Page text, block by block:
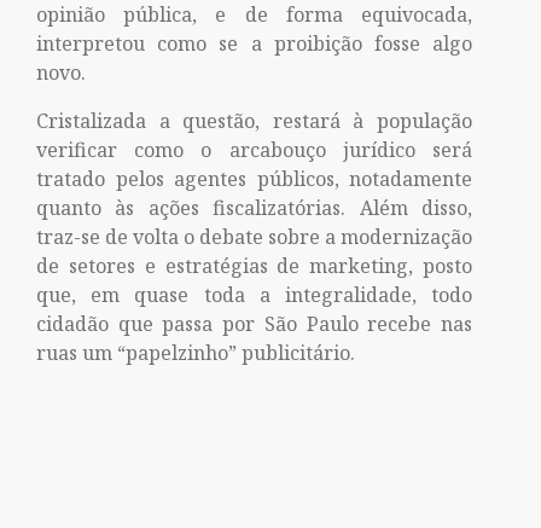
opinião pública, e de forma equivocada,
interpretou como se a proibição fosse algo
novo.
Cristalizada a questão, restará à população
verificar como o arcabouço jurídico será
tratado pelos agentes públicos, notadamente
quanto às ações fiscalizatórias. Além disso,
traz-se de volta o debate sobre a modernização
de setores e estratégias de marketing, posto
que, em quase toda a integralidade, todo
cidadão que passa por São Paulo recebe nas
ruas um “papelzinho” publicitário.